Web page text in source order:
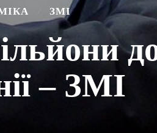
ЗМІ
– ЗМІ